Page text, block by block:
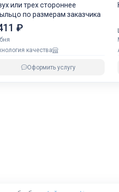
или трех стороннее
по размерам заказчика
₽
качества
Оформить услугу